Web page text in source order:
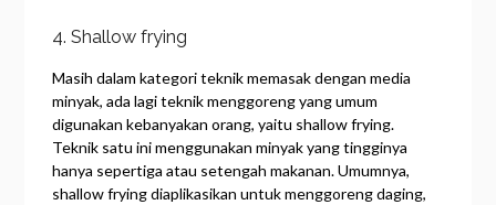
4. Shallow frying
Masih dalam kategori teknik memasak dengan media
minyak, ada lagi teknik menggoreng yang umum
digunakan kebanyakan orang, yaitu shallow frying.
Teknik satu ini menggunakan minyak yang tingginya
hanya sepertiga atau setengah makanan. Umumnya,
shallow frying diaplikasikan untuk menggoreng daging,